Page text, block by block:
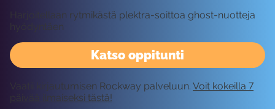
Katso oppitunti
Harjoitellaan rytmikästä plektra-soittoa ghost-nuotteja
hyödyntäen
Vaatii kirjautumisen Rockway palveluun. Voit kokeilla 7
päivää ilmaiseksi tästä!